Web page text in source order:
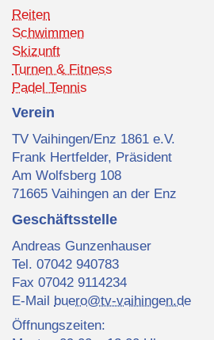
Reiten
Schwimmen
Skizunft
Turnen & Fitness
Padel Tennis
Verein
TV Vaihingen/Enz 1861 e.V.
Frank Hertfelder, Präsident
Am Wolfsberg 108
71665 Vaihingen an der Enz
Geschäftsstelle
Andreas Gunzenhauser
Tel. 07042 940783
Fax 07042 9114234
E-Mail buero@tv-vaihingen.de
Öffnungszeiten: